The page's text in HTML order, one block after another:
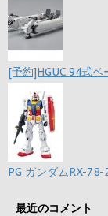
[予約]HGUC 94式
PG ガンダムRX-78-
最近のコメント